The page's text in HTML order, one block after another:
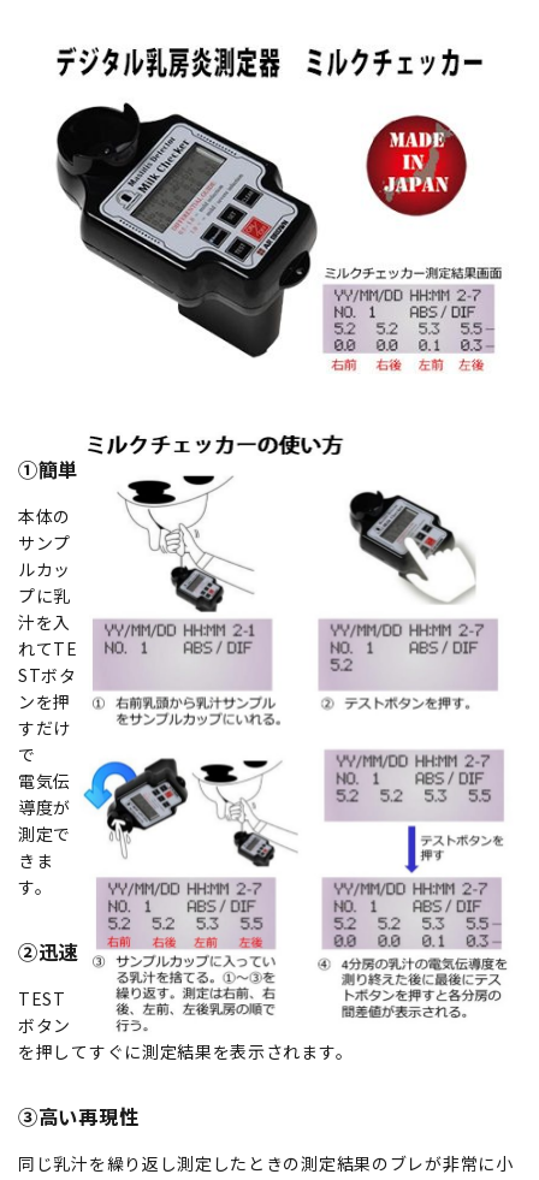
①簡単
本体の
サンプ
ルカッ
プに乳
汁を入
れてTE
STボタ
ンを押
すだけ
で
電気伝
導度が
測定で
きま
す。
②迅速
TEST
ボタン
を押してすぐに測定結果を表示されます。
③高い再現性
同じ乳汁を繰り返し測定したときの測定結果のブレが非常に小